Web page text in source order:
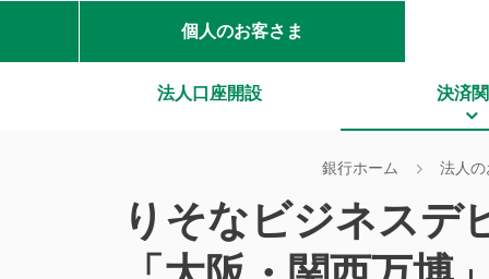
個人のお客さま
法人口座開設 決済
銀行ホーム 法人
りそなビジネスデ